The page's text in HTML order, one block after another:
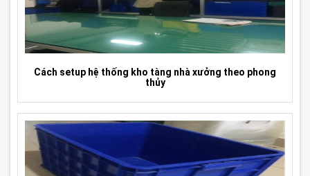
Cách setup hệ thống kho tàng nhà xưởng theo phong
thủy